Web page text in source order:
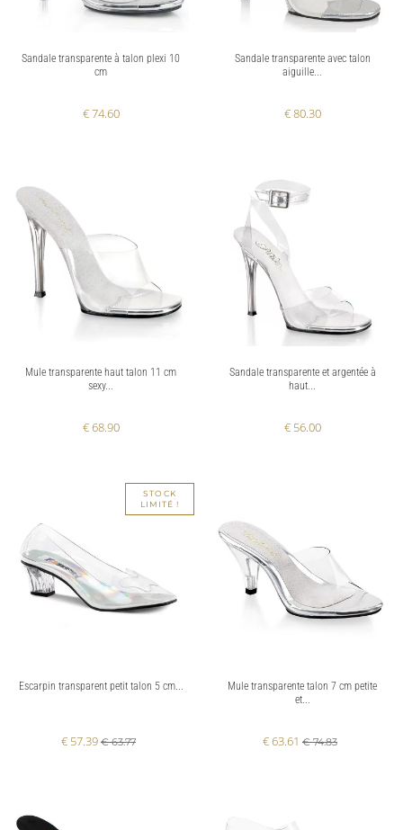
Sandale transparente à talon plexi 10
cm
€ 74.60
Sandale transparente avec talon
aiguille...
€ 80.30
Mule transparente haut talon 11 cm
sexy...
€ 68.90
Sandale transparente et argentée à
haut...
€ 56.00
STOCK
LIMITÉ !
Escarpin transparent petit talon 5 cm...
€ 57.39 € 63.77
Mule transparente talon 7 cm petite
et...
€ 63.61 € 74.83